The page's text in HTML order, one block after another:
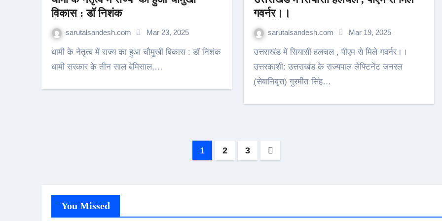
विकास : डॉ निशंक
sarutalsandesh.com Mar 23, 2025
धामी के नेतृत्व में राज्य का हुआ चौमुखी विकास : डॉ निशंक
धामी सरकार के तीन साल बेमिसाल,…
गवर्नर।।
sarutalsandesh.com Mar 19, 2025
उत्तराखंड में सियासी हलचल , पीएम से मिले गवर्नर।।
उत्तरकाशी: उत्तराखंड के राज्यपाल लेफ्टिनेंट जनरल
(सेवानिवृत्त) गुरमीत सिंह…
Posts
1 2 3
You Missed